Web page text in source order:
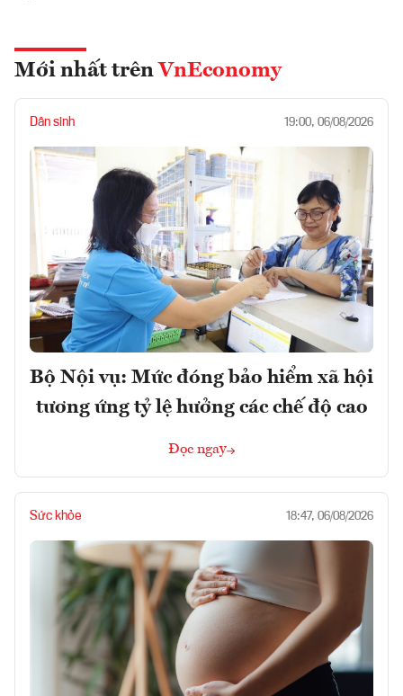
Mới nhất trên VnEconomy
Dân sinh 19:00, 06/08/2026
Bộ Nội vụ: Mức đóng bảo hiểm xã hội
tương ứng tỷ lệ hưởng các chế độ cao
Đọc ngay
Sức khỏe 18:47, 06/08/2026